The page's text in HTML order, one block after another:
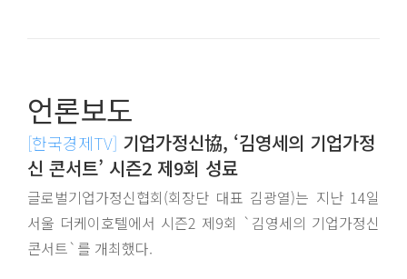
언론보도
[한국경제TV] 기업가정신協, ‘김영세의 기업가정
신 콘서트’ 시즌2 제9회 성료
글로벌기업가정신협회(회장단 대표 김광열)는 지난 14일
서울 더케이호텔에서 시즌2 제9회 `김영세의 기업가정신
콘서트`를 개최했다.